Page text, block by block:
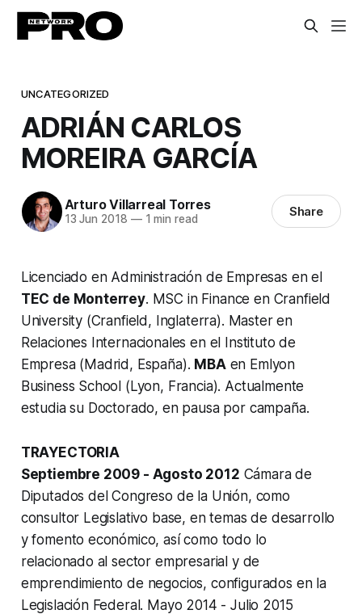
UNCATEGORIZED
ADRIÁN CARLOS
MOREIRA GARCÍA
Arturo Villarreal Torres
13 Jun 2018 —1 min read Share
Licenciado en Administración de Empresas en el
TEC de Monterrey. MSC in Finance en Cranfield
University (Cranfield, Inglaterra). Master en
Relaciones Internacionales en el Instituto de
Empresa (Madrid, España). MBAen Emlyon
Business School (Lyon, Francia). Actualmente
estudia su Doctorado, en pausa por campaña.
TRAYECTORIA
Septiembre 2009 - Agosto 2012 Cámara de
Diputados del Congreso de la Unión, como
consultor Legislativo base, en temas de desarrollo
y fomento económico, así como todo lo
relacionado al sector empresarial y de
emprendimiento de negocios, configurados en la
Legislación Federal. Mayo 2014 - Julio 2015